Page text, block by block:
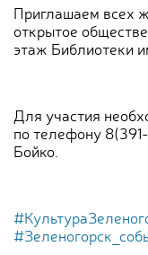
Приглашаем всех
открытое
этаж Библиотеки
Для участия
по телефону
Бойко.